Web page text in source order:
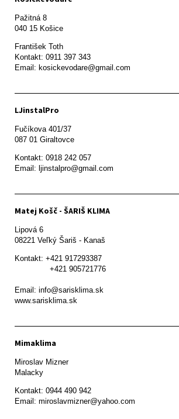
Pažitná 8
František Toth
Kontakt: 0911 397 343
Email: kosickevodare@gmail.com
LJinstalPro
Fučíkova 401/37
087 01 Giraltovce
Kontakt: 0918 242 057
Email: ljinstalpro@gmail.com
Matej Košč - ŠARIŠ KLIMA
Lipová 6
08221 Veľký Šariš - Kanaš
Kontakt: +421 917293387
Email: info@sarisklima.sk
www.sarisklima.sk
Mimaklima
Miroslav Mizner
Malacky
Kontakt: 0944 490 942